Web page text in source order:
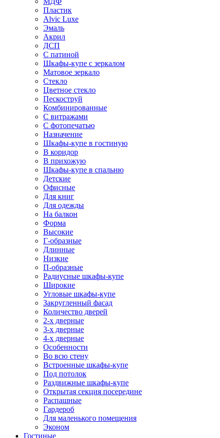
Пластик
Alvic Luxe
Эмаль
Акрил
ДСП
С патиной
Шкафы-купе с зеркалом
Матовое зеркало
Стекло
Цветное стекло
Пескоструй
Комбинированные
С витражами
С фотопечатью
Назначение
Шкафы-купе в гостиную
В коридор
В прихожую
Шкафы-купе в спальню
Детские
Офисные
Для книг
Для одежды
На балкон
Форма
Высокие
Г-образные
Длинные
Низкие
П-образные
Радиусные шкафы-купе
Широкие
Угловые шкафы-купе
Закругленный фасад
Количество дверей
2-х дверные
3-х дверные
4-х дверные
Особенности
Во всю стену
Встроенные шкафы-купе
Под потолок
Раздвижные шкафы-купе
Открытая секция посередине
Распашные
Гардероб
Для маленького помещения
Эконом
Гостиные